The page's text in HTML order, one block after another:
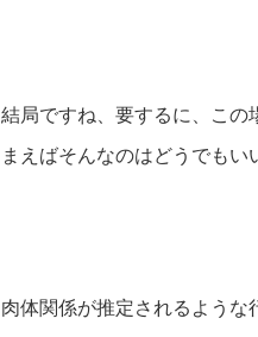
結局ですね、要するに、この
まえばそんなのはどうでもい
肉体関係が推定されるよう